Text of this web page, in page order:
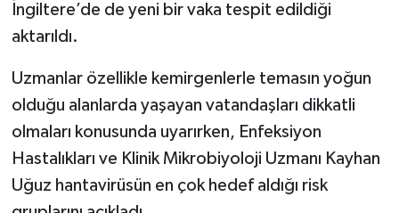
İngiltere’de de yeni bir vaka tespit edildiği
aktarıldı.
Uzmanlar özellikle kemirgenlerle temasın yoğun
olduğu alanlarda yaşayan vatandaşları dikkatli
olmaları konusunda uyarırken, Enfeksiyon
Hastalıkları ve Klinik Mikrobiyoloji Uzmanı Kayhan
Uğuz hantavirüsün en çok hedef aldığı risk